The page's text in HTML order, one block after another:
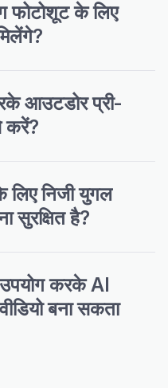
फोटोशूट के लिए
आउटडोर प्री-
करें?
लिए निजी युगल
सुरक्षित है?
करके AI
बना सकता